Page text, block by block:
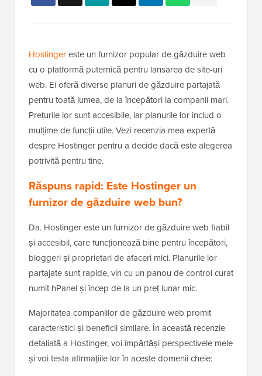
Hostingereste un furnizor popular de găzduire web
cu o platformă puternică pentru lansarea de site-uri
web. Ei oferă diverse planuri de găzduire partajată
pentru toată lumea, de la începători la companii mari.
Prețurile lor sunt accesibile, iar planurile lor includ o
mulțime de funcții utile. Vezi recenzia mea expertă
despre Hostinger pentru a decide dacă este alegerea
potrivită pentru tine.
Răspuns rapid: Este Hostinger un
furnizor de găzduire web bun?
Da. Hostinger este un furnizor de găzduire web fiabil
și accesibil, care funcționează bine pentru începători,
bloggeri și proprietari de afaceri mici. Planurile lor
partajate sunt rapide, vin cu un panou de control curat
numit hPanel și încep de la un preț lunar mic.
Majoritatea companiilor de găzduire web promit
caracteristici și beneficii similare. În această recenzie
detaliată a Hostinger, voi împărtăși perspectivele mele
și voi testa afirmațiile lor în aceste domenii cheie: